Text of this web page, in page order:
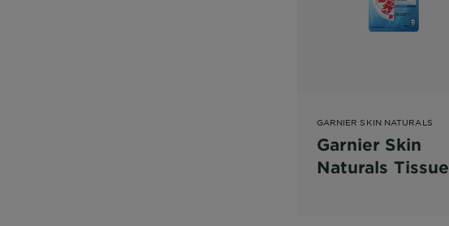
GARNIER SKIN NATURALS
Garnier Skin
Naturals Tissue